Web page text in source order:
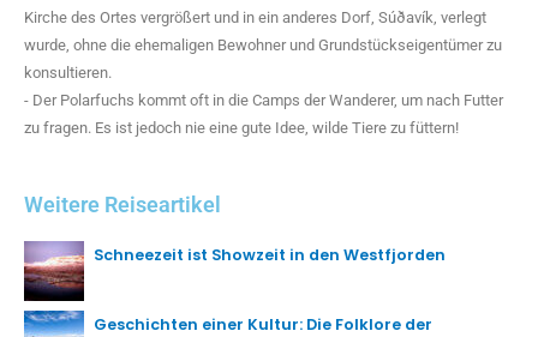
Kirche des Ortes vergrößert und in ein anderes Dorf, Súðavík, verlegt
wurde, ohne die ehemaligen Bewohner und Grundstückseigentümer zu
konsultieren.
- Der Polarfuchs kommt oft in die Camps der Wanderer, um nach Futter
zu fragen. Es ist jedoch nie eine gute Idee, wilde Tiere zu füttern!
Weitere Reiseartikel
Schneezeit ist Showzeit in den Westfjorden
Geschichten einer Kultur: Die Folklore der